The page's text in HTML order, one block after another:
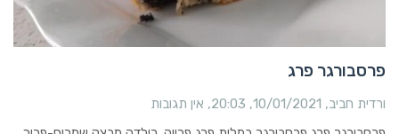
פרסבורגר פרג
ורדית חביב 10/01/2021
20:03 אין תגובות